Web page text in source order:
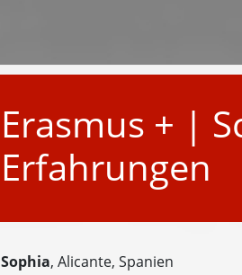
Erasmus + |
Erfahrungen
Sophia, Alicante, Spanien